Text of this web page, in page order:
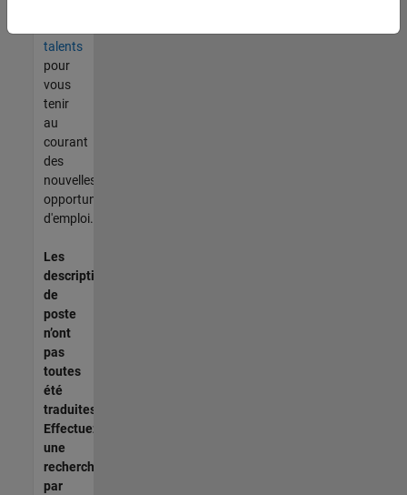
talents
pour
vous
tenir
au
courant
des
nouvelles
opportunités
d'emploi.
Les
descriptions
de
poste
n’ont
pas
toutes
été
traduites.
Effectuez
une
recherche
par